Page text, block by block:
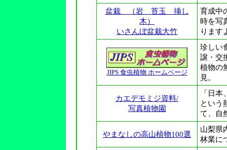
盆栽 （岩 苔玉 挿し
木）
いさんぼ盆栽大竹
育成中
時を写
ります
JIPS 食虫植物 ホームページ
珍しい
譲・交
植物の
見。
カエデモミジ資料/
写真植物園
「日
という
て、自
やまなしの高山植物100選
山梨県
林業に